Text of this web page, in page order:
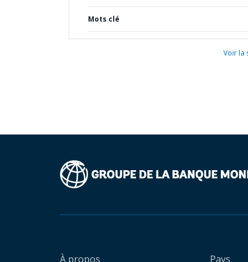
Mots clé
Voir la
À propos Pays